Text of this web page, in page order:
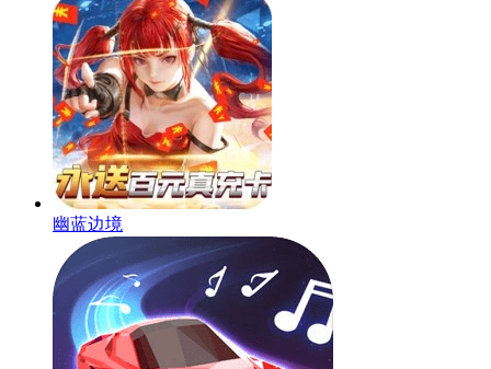
幽蓝边境